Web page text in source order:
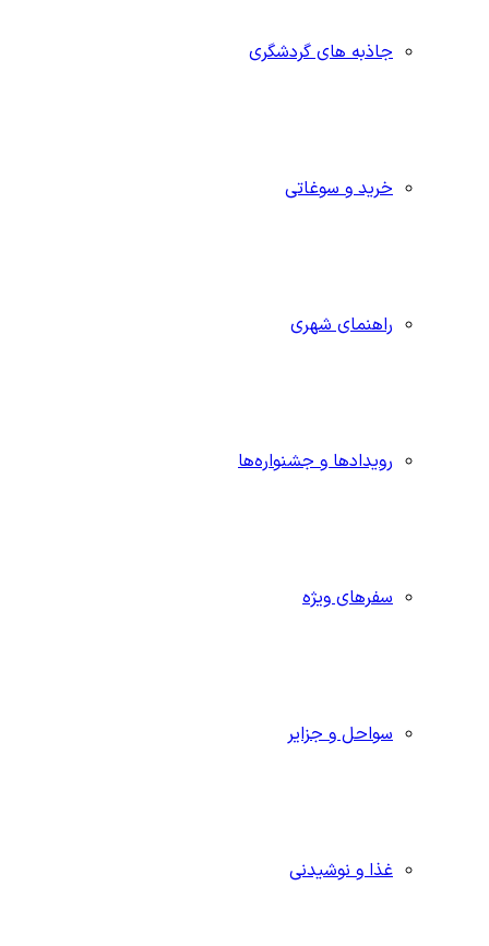
جاذبه‌ های گردشگری
خرید و سوغاتی
راهنمای شهری
رویدادها و جشنواره‌ها
سفرهای ویژه
سواحل و جزایر
غذا و نوشیدنی